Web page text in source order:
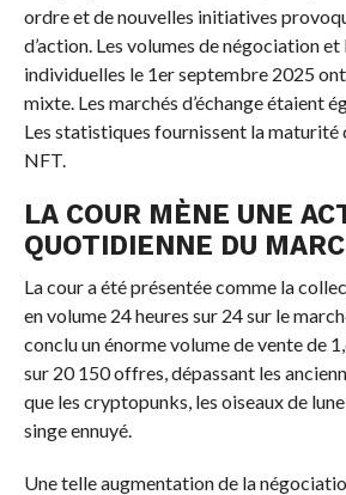
ordre et de nouvelles initiatives
d’action. Les volumes de négociation et
individuelles le 1er septembre 2025
mixte. Les marchés d’échange étaient
Les statistiques fournissent la maturité
NFT.
LA COUR MÈNE UNE
QUOTIDIENNE DU
La cour a été présentée comme la
en volume 24 heures sur 24 sur le
conclu un énorme volume de vente de
sur 20 150 offres, dépassant les
que les cryptopunks, les oiseaux de
singe ennuyé.
Une telle augmentation de la